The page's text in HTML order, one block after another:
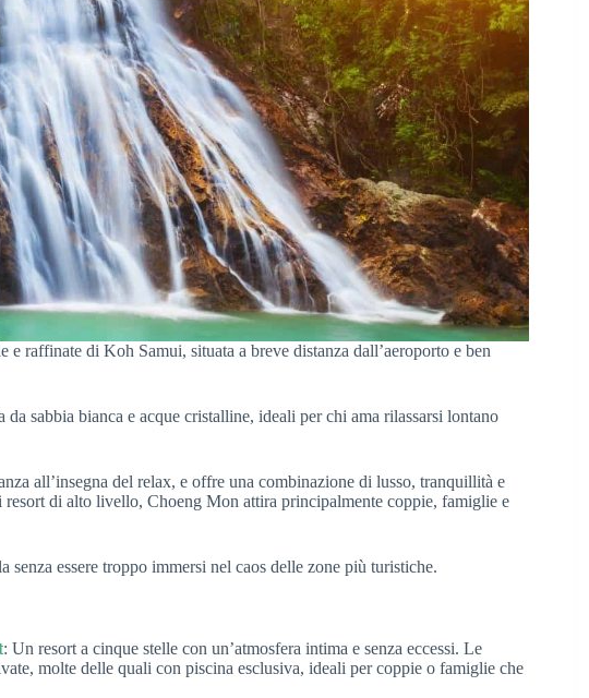
raffinate di Koh Samui, situata a breve distanza dall’aeroporto e ben
sabbia bianca e acque cristalline, ideali per chi ama rilassarsi lontano
all’insegna del relax, e offre una combinazione di lusso, tranquillità e
resort di alto livello, Choeng Mon attira principalmente coppie, famiglie e
senza essere troppo immersi nel caos delle zone più turistiche.
: Un resort a cinque stelle con un’atmosfera intima e senza eccessi. Le
molte delle quali con piscina esclusiva, ideali per coppie o famiglie che